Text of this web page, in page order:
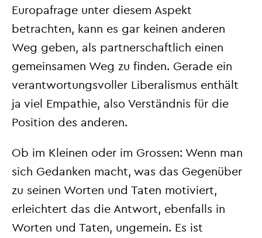
Europafrage unter diesem Aspekt
betrachten, kann es gar keinen anderen
Weg geben, als partnerschaftlich einen
gemeinsamen Weg zu finden. Gerade ein
verantwortungsvoller Liberalismus enthält
ja viel Empathie, also Verständnis für die
Position des anderen.
Ob im Kleinen oder im Grossen: Wenn man
sich Gedanken macht, was das Gegenüber
zu seinen Worten und Taten motiviert,
erleichtert das die Antwort, ebenfalls in
Worten und Taten, ungemein. Es ist